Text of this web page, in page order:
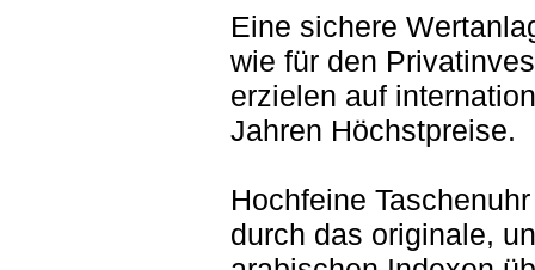
Eine sichere
wie für den
erzielen auf
Jahren Höchstpreise.
Hochfeine
durch das originale,